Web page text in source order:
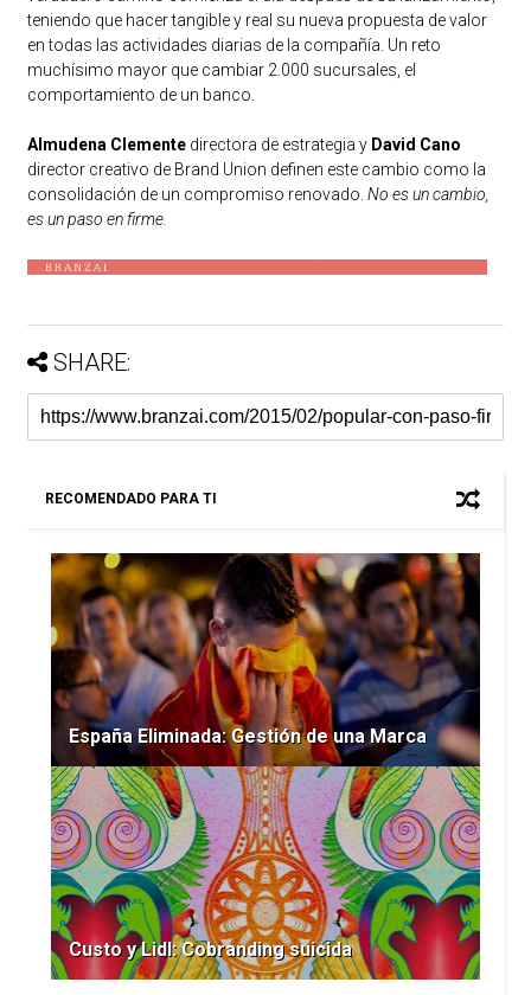
teniendo que hacer tangible y real su nueva propuesta de valor
en todas las actividades diarias de la compañía. Un reto
muchísimo mayor que cambiar 2.000 sucursales, el
comportamiento de un banco.
Almudena Clementedirectora de estrategia y David Cano
director creativo de Brand Union definen este cambio como la
consolidación de un compromiso renovado. No es un cambio,
es un paso en firme.
SHARE:
RECOMENDADO PARA TI
España Eliminada: Gestión de una Marca
Custo y Lidl: Cobranding suicida